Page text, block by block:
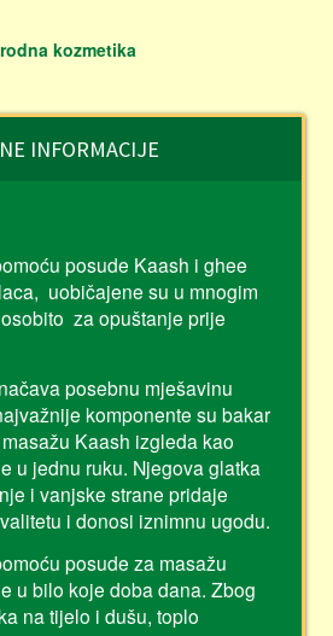
kozmetika
INFORMACIJE
posude Kaash i ghee
uobičajene su u mnogim
za opuštanje prije
posebnu mješavinu
komponente su bakar
Kaash izgleda kao
u jednu ruku. Njegova glatka
i vanjske strane pridaje
i donosi iznimnu ugodu.
posude za masažu
u bilo koje doba dana. Zbog
na tijelo i dušu, toplo